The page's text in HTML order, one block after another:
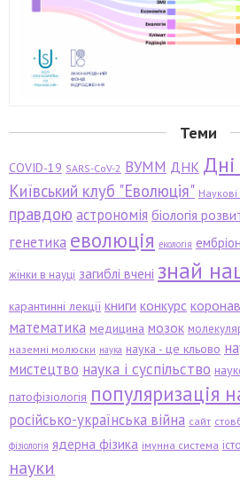
Теми
COVID-19 SARS-CoV-2 ВУММ ДНК
Київський клуб "Еволюція" Наукові
правдою астрономія біологія
генетика еволюція екологія ембріон
жінки в науці загиблі вчені знай
карантинні лекції книги конкурс
математика медицина мозок
наземні молюски наука наука - це кльово
мистецтво наука і суспільство
патофізіологія популяризація
російсько-українська війна сайт
фізіологія ядерна фізика імунна система
науки